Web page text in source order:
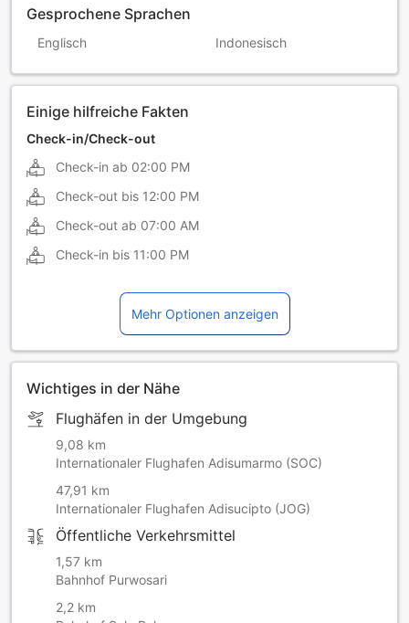
Gesprochene Sprachen
Englisch Indonesisch
Einige hilfreiche Fakten
Check-in/Check-out
Check-in ab 02:00 PM
Check-out bis 12:00 PM
Check-out ab 07:00 AM
Check-in bis 11:00 PM
Mehr Optionen anzeigen
Wichtiges in der Nähe
Flughäfen in der Umgebung
9,08 km
Internationaler Flughafen Adisumarmo (SOC)
47,91 km
Internationaler Flughafen Adisucipto (JOG)
Öffentliche Verkehrsmittel
1,57 km
Bahnhof Purwosari
2,2 km